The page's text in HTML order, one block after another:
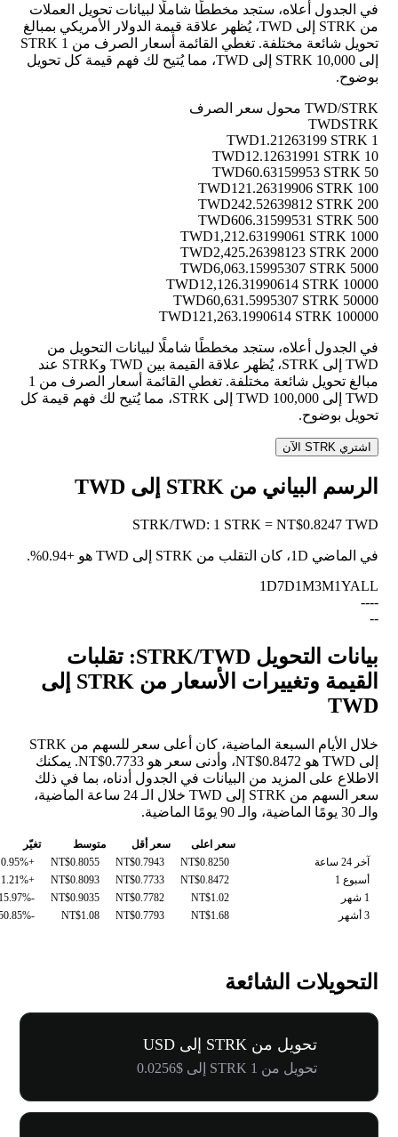
في الجدول أعلاه، ستجد مخططًا شاملًا لبيانات تحويل العملات
من STRK إلى TWD، يُظهر علاقة قيمة الدولار الأمريكي بمبالغ
تحويل شائعة مختلفة. تغطي القائمة أسعار الصرف من 1 STRK
إلى 10,000 STRK إلى TWD، مما يُتيح لك فهم قيمة كل تحويل
بوضوح.
TWD/STRK محول سعر الصرف
TWDSTRK
1 TWD
1.21263199 STRK
10 TWD
12.12631991 STRK
50 TWD
60.63159953 STRK
100 TWD
121.26319906 STRK
200 TWD
242.52639812 STRK
500 TWD
606.31599531 STRK
1000 TWD
1,212.63199061 STRK
2000 TWD
2,425.26398123 STRK
5000 TWD
6,063.15995307 STRK
10000 TWD
12,126.31990614 STRK
50000 TWD
60,631.5995307 STRK
100000 TWD
121,263.1990614 STRK
في الجدول أعلاه، ستجد مخططًا شاملًا لبيانات التحويل من
TWD إلى STRK، يُظهر علاقة القيمة بين TWD وSTRK عند
مبالغ تحويل شائعة مختلفة. تغطي القائمة أسعار الصرف من 1
TWD إلى 100,000 TWD إلى STRK، مما يُتيح لك فهم قيمة كل
تحويل بوضوح.
اشتري STRK الآن
الرسم البياني من STRK إلى TWD
STRK/TWD: 1 STRK = NT$0.8247 TWD
في الماضي 1D، كان التقلب من STRK إلى TWD هو +0.94%
.
1D7D1M3M1YALL
--
--
--
بيانات التحويل STRK/TWD: تقلبات
القيمة وتغييرات الأسعار من STRK إلى
TWD
خلال الأيام السبعة الماضية، كان أعلى سعر للسهم من STRK
إلى TWD هو NT$0.8472، وأدنى سعر هو NT$0.7733. يمكنك
الاطلاع على المزيد من البيانات في الجدول أدناه، بما في ذلك
سعر السهم من STRK إلى TWD خلال الـ 24 ساعة الماضية،
والـ 30 يومًا الماضية، والـ 90 يومًا الماضية.
سعر اعلى سعر أقل متوسط
تغيّر
آخر 24 ساعة
NT$0.8250
NT$0.7943
NT$0.8055
+0.95%
أسبوع 1
NT$0.8472
NT$0.7733
NT$0.8093
+1.21%
1 شهر
NT$1.02
NT$0.7782
NT$0.9035
-15.97%
3 أشهر
NT$1.68
NT$0.7793
NT$1.08
-50.85%
التحويلات الشائعة
تحويل من STRK إلى USD
تحويل من 1 STRK إلى $0.0256